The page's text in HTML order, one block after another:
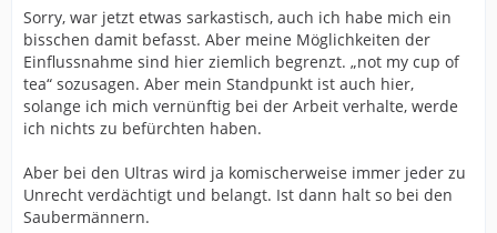
gelegentlich schon ein Bußgeld, aber auch das ist selten
empfindlich. So, wie man den Korpsgeist bei vielen
Polizisten kennt sammeln die, die 3500 Euro, die ich
hier
gelesen habe mal eben zusammen.
Aber die Probleme liegen auch höher. Stichwort:
Kugel aus den Herr der Ringe-Filmen, die Saruman
nutzt um zu lauschen und zu spionieren. Zynisch, aber
schon etwas lustig als Referenz.) Das ist eine US-
Sorry, war jetzt etwas sarkastisch, auch ich habe mich ein
bisschen damit befasst. Aber meine Möglichkeiten der
Einflussnahme sind hier ziemlich begrenzt. „not my cup of
tea“ sozusagen. Aber mein Standpunkt ist auch hier,
solange ich mich vernünftig bei der Arbeit verhalte, werde
ich nichts zu befürchten haben.
Aber bei den Ultras wird ja komischerweise immer jeder zu
Unrecht verdächtigt und belangt. Ist dann halt so bei den
Saubermännern.